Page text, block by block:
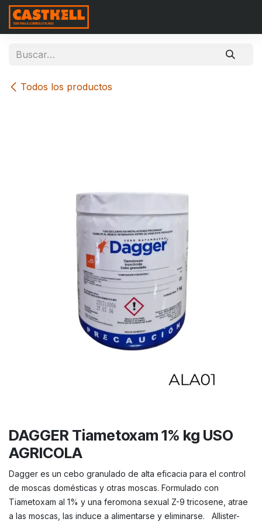
Ir al contenido
Todos los productos
DAGGER Tiametoxam 1% kg USO
AGRICOLA
Dagger es un cebo granulado de alta eficacia para el control
de moscas domésticas y otras moscas. Formulado con
Tiametoxam al 1% y una feromona sexual Z-9 tricosene, atrae
a las moscas, las induce a alimentarse y eliminarse. Allister-